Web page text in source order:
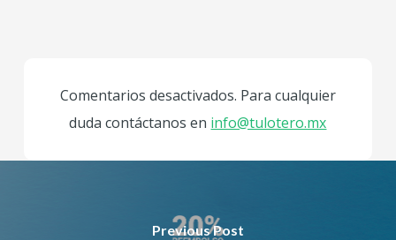
Comentarios desactivados. Para cualquier
duda contáctanos en info@tulotero.mx
Previous Post